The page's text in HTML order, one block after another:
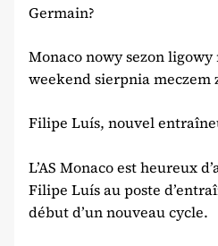
Germain?
Monaco nowy sezon
weekend sierpnia meczem
Filipe Luís, nouvel
L’AS Monaco est heureux
Filipe Luís au poste
début d’un nouveau cycle.